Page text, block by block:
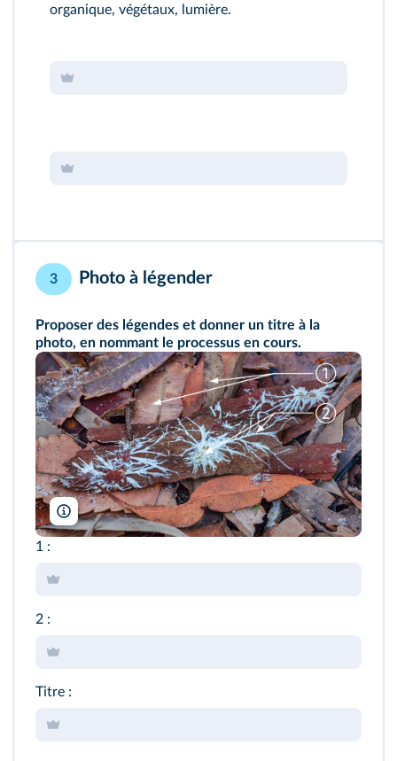
organique, végétaux, lumière.
3 Photo à légender
Proposer des légendes et donner un titre à la
photo, en nommant le processus en cours.
Anne Powell/Shutterstock
1 :
2 :
Titre :